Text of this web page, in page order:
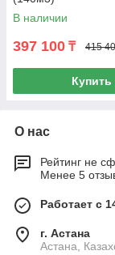
В наличии
397 100 ₸ 415
Купить
О нас
Рейтинг не
Менее 5
Работает с
г. Астана
Астана,